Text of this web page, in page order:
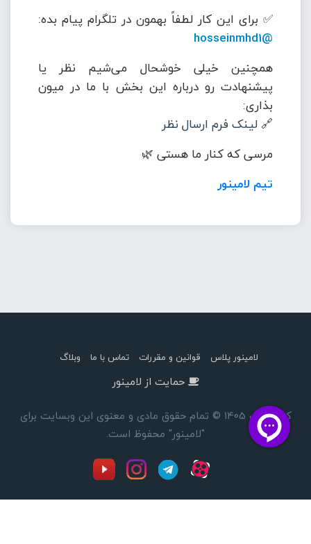
✅ برای این کار لطفاً بهمون در تلگرام پیام بده:
@hosseinmhd1
همچنین خیلی خوشحال می‌شیم نظر یا
پیشنهادت رو درباره این بخش با ما در میون
بذاری:
🔗 لینک فرم ارسال نظر
مرسی که کنار ما هستی 🌿
تیم لامینور
لامینور پلاس قوانین و مقررات تماس با ما وبلاگ
حمایت از لامینور
کپی رایت 1405 © تمام حقوق مادی و معنوی این وبسایت برای
"لامینور" محفوظ است.